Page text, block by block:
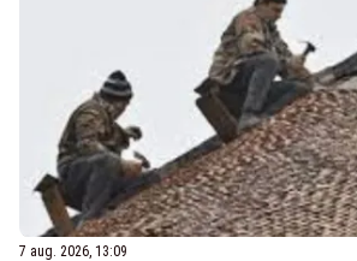
7 aug. 2026, 13:09